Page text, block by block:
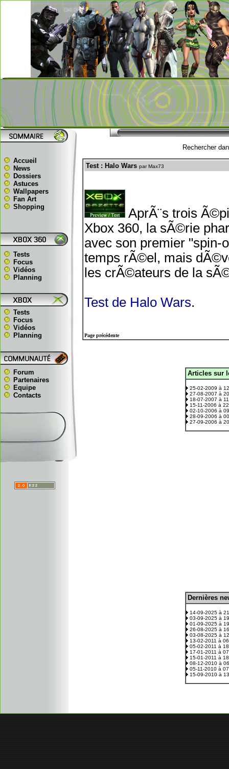
Accueil
News
Dossiers
Astuces
Wallpapers
Fan Art
Shopping
Tests
Focus
Vidéos
Planning
Tests
Focus
Vidéos
Planning
Forum
Partenaires
Equipe
Contacts
Rechercher
Test : Halo Wars par Max73
AprÃ¨s trois
Xbox 360, la sÃ©rie
avec son premier "spin-
temps rÃ©el, mais
les crÃ©ateurs de la
Test de Halo Wars.
Page précédente
Articles sur
25-02-2009 à
27-08-2007 à
18-07-2007 à
15-11-2006 à
02-10-2006 à
28-09-2006 à
27-09-2006 à
Dernières
14-09-2025 à
03-09-2025 à
01-09-2025 à
26-08-2025 à
03-08-2025 à
13-02-2011 à
05-02-2011 à
17-01-2011 à
15-01-2011 à
08-12-2010 à
05-11-2010 à
15-09-2010 à